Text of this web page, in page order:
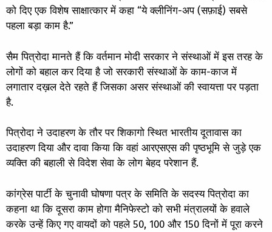
को दिए एक विशेष साक्षात्कार में कहा “ये क्लीनिंग-अप (सफ़ाई) सबसे
पहला बड़ा काम है.”
सैम पित्रोदा मानते हैं कि वर्तमान मोदी सरकार ने संस्थाओं में इस तरह के
लोगों को बहाल कर दिया है जो सरकारी संस्थाओं के काम-काज में
लगातार दख़ल देते रहते हैं जिसका असर संस्थाओं की स्वायत्ता पर पड़ता
है.
पित्रोदा ने उदाहरण के तौर पर शिकागो स्थित भारतीय दूतावास का
उदाहरण दिया और दावा किया कि वहां आरएसएस की पृष्ठभूमि से जुड़े एक
व्यक्ति की बहाली से विदेश सेवा के लोग बेहद परेशान हैं.
कांग्रेस पार्टी के चुनावी घोषणा पत्र के समिति के सदस्य पित्रोदा का
कहना था कि दूसरा काम होगा मैनिफेस्टो को सभी मंत्रालयों के हवाले
करके उन्हें किए गए वायदों को पहले 50, 100 और 150 दिनों में पूरा करने